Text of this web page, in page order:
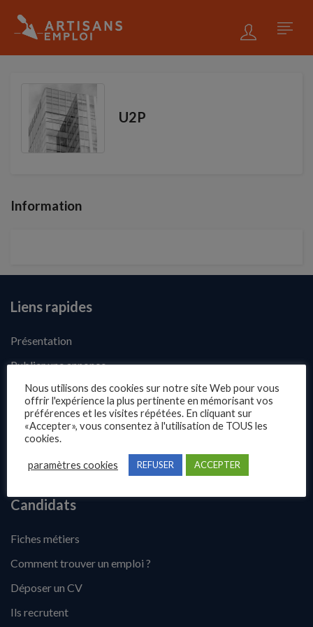
U2P
Information
Liens rapides
Présentation
Publier une annonce
Offres d’emploi
Questions fréquentes
Blog
Contact
Candidats
Fiches métiers
Comment trouver un emploi ?
Déposer un CV
Ils recrutent
Nous utilisons des cookies sur notre site Web pour vous
offrir l'expérience la plus pertinente en mémorisant vos
préférences et les visites répétées. En cliquant sur
«Accepter», vous consentez à l'utilisation de TOUS les
cookies.
paramètres cookies REFUSER ACCEPTER